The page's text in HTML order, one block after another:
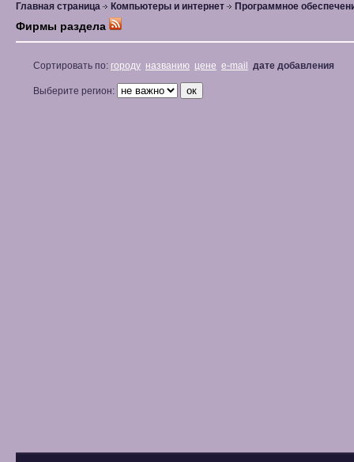
Главная страница Компьютеры и интернет Программное
Фирмы раздела
Сортировать по: городу названию цене e-mail дате добавления
Выберите регион: